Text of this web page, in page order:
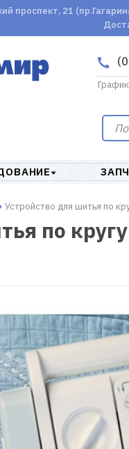
проспект, 21
Устройство для шитья по
по